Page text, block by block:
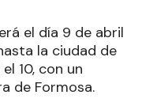
el día 9 de abril
la ciudad de
10, con un
de Formosa.